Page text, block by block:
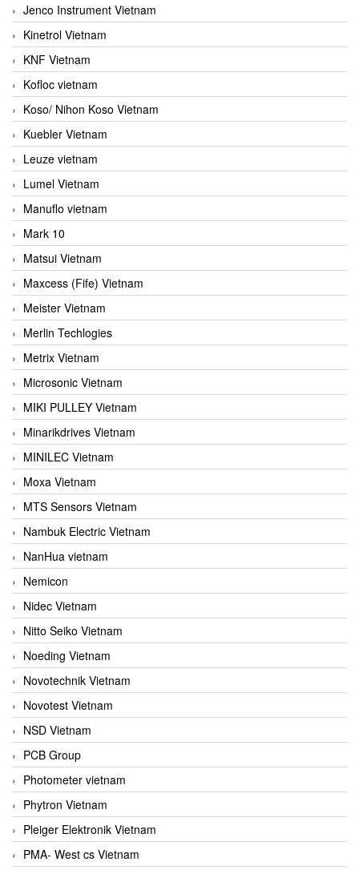
Jenco Instrument Vietnam
Kinetrol Vietnam
KNF Vietnam
Kofloc vietnam
Koso/ Nihon Koso Vietnam
Kuebler Vietnam
Leuze vietnam
Lumel Vietnam
Manuflo vietnam
Mark 10
Matsui Vietnam
Maxcess (Fife) Vietnam
Meister Vietnam
Merlin Techlogies
Metrix Vietnam
Microsonic Vietnam
MIKI PULLEY Vietnam
Minarikdrives Vietnam
MINILEC Vietnam
Moxa Vietnam
MTS Sensors Vietnam
Nambuk Electric Vietnam
NanHua vietnam
Nemicon
Nidec Vietnam
Nitto Seiko Vietnam
Noeding Vietnam
Novotechnik Vietnam
Novotest Vietnam
NSD Vietnam
PCB Group
Photometer vietnam
Phytron Vietnam
Pleiger Elektronik Vietnam
PMA- West cs Vietnam